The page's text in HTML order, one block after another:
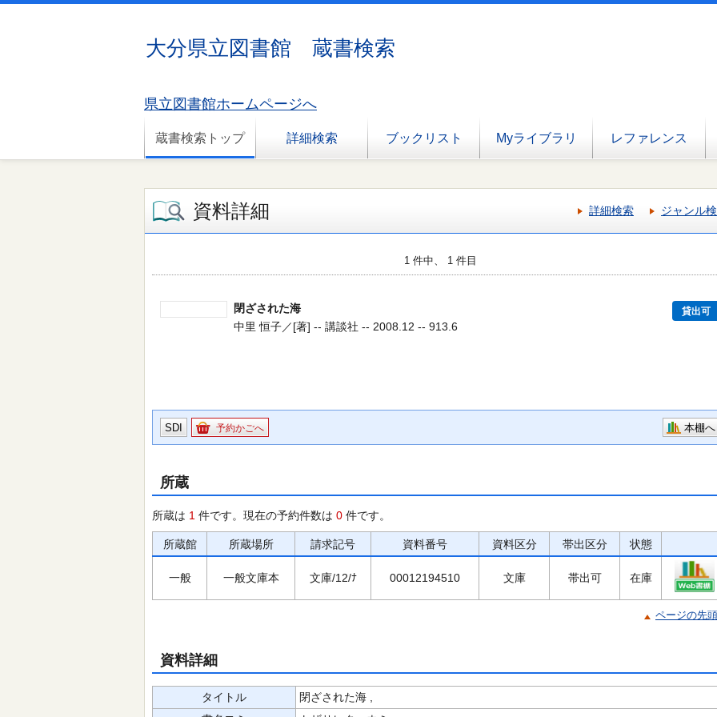
大分県立図書館 蔵書検索
県立図書館ホームページへ
蔵書検索トップ 詳細検索 ブックリスト Myライブラリ レファレンス
資料詳細 詳細検索 ジャンル
1 件中、 1 件目
閉ざされた海 貸出可
中里 恒子／[著] -- 講談社 -- 2008.12 -- 913.6
SDI 予約かごへ 本棚へ
所蔵
所蔵は 1 件です。現在の予約件数は 0 件です。
所蔵館 所蔵場所 請求記号 資料番号 資料区分 帯出区分 状態
一般 一般文庫本 文庫/12/ﾅ 00012194510 文庫 帯出可 在庫
ページの先
資料詳細
タイトル
閉ざされた海 ,